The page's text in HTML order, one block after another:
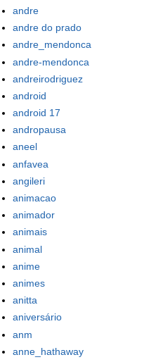
andre
andre do prado
andre_mendonca
andre-mendonca
andreirodriguez
android
android 17
andropausa
aneel
anfavea
angileri
animacao
animador
animais
animal
anime
animes
anitta
aniversário
anm
anne_hathaway